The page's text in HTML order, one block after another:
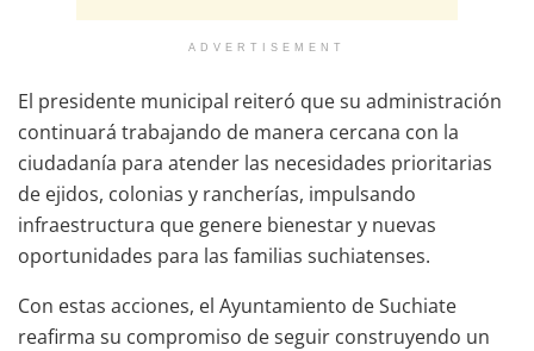
ADVERTISEMENT
El presidente municipal reiteró que su administración
continuará trabajando de manera cercana con la
ciudadanía para atender las necesidades prioritarias
de ejidos, colonias y rancherías, impulsando
infraestructura que genere bienestar y nuevas
oportunidades para las familias suchiatenses.
Con estas acciones, el Ayuntamiento de Suchiate
reafirma su compromiso de seguir construyendo un